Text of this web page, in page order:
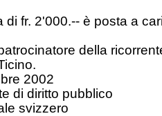
di fr. 2'000.-- è posta a
della
2002
di diritto pubblico
svizzero